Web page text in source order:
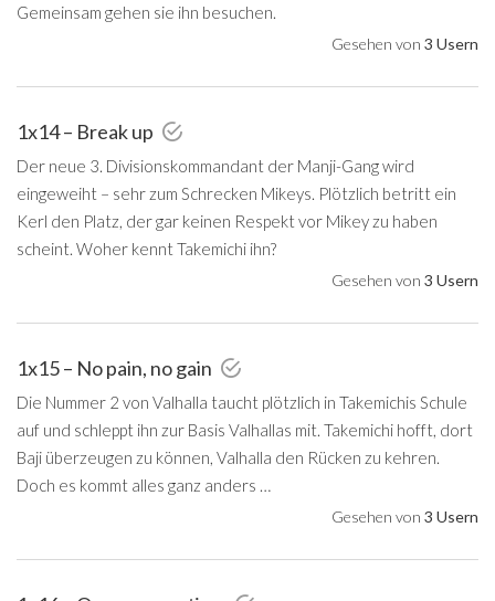
Gemeinsam gehen sie ihn besuchen.
Gesehen von 3 Usern
1x14 – Break up
Der neue 3. Divisionskommandant der Manji-Gang wird
eingeweiht – sehr zum Schrecken Mikeys. Plötzlich betritt ein
Kerl den Platz, der gar keinen Respekt vor Mikey zu haben
scheint. Woher kennt Takemichi ihn?
Gesehen von 3 Usern
1x15 – No pain, no gain
Die Nummer 2 von Valhalla taucht plötzlich in Takemichis Schule
auf und schleppt ihn zur Basis Valhallas mit. Takemichi hofft, dort
Baji überzeugen zu können, Valhalla den Rücken zu kehren.
Doch es kommt alles ganz anders …
Gesehen von 3 Usern